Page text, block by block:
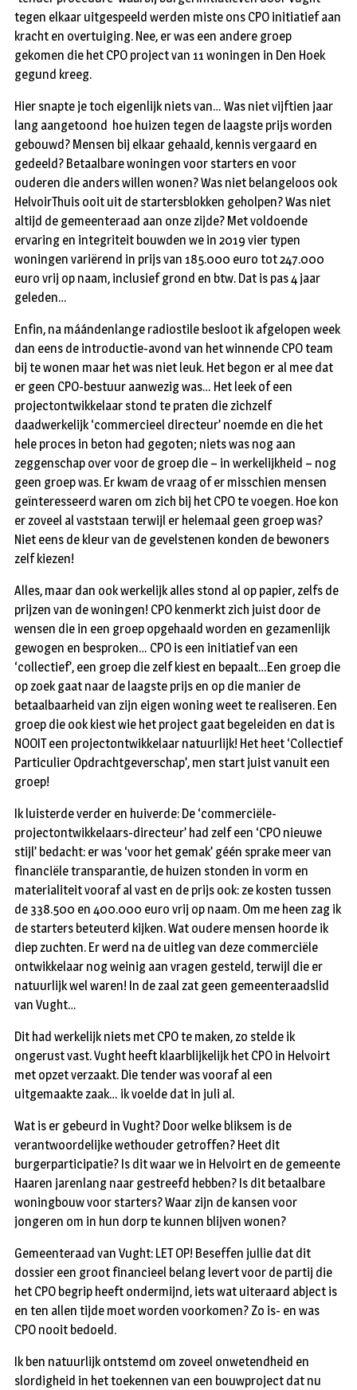
tegen elkaar uitgespeeld werden miste ons CPO initiatief aan
kracht en overtuiging. Nee, er was een andere groep
gekomen die het CPO project van 11 woningen in Den Hoek
gegund kreeg.
Hier snapte je toch eigenlijk niets van… Was niet vijftien jaar
lang aangetoond hoe huizen tegen de laagste prijs worden
gebouwd? Mensen bij elkaar gehaald, kennis vergaard en
gedeeld? Betaalbare woningen voor starters en voor
ouderen die anders willen wonen? Was niet belangeloos ook
HelvoirThuis ooit uit de startersblokken geholpen? Was niet
altijd de gemeenteraad aan onze zijde? Met voldoende
ervaring en integriteit bouwden we in 2019 vier typen
woningen variërend in prijs van 185.000 euro tot 247.000
euro vrij op naam, inclusief grond en btw. Dat is pas 4 jaar
geleden…
Enfin, na máándenlange radiostile besloot ik afgelopen week
dan eens de introductie-avond van het winnende CPO team
bij te wonen maar het was niet leuk. Het begon er al mee dat
er geen CPO-bestuur aanwezig was… Het leek of een
projectontwikkelaar stond te praten die zichzelf
daadwerkelijk ‘commercieel directeur’ noemde en die het
hele proces in beton had gegoten; niets was nog aan
zeggenschap over voor de groep die – in werkelijkheid – nog
geen groep was. Er kwam de vraag of er misschien mensen
geïnteresseerd waren om zich bij het CPO te voegen. Hoe kon
er zoveel al vaststaan terwijl er helemaal geen groep was?
Niet eens de kleur van de gevelstenen konden de bewoners
zelf kiezen!
Alles, maar dan ook werkelijk alles stond al op papier, zelfs de
prijzen van de woningen! CPO kenmerkt zich juist door de
wensen die in een groep opgehaald worden en gezamenlijk
gewogen en besproken… CPO is een initiatief van een
‘collectief’, een groep die zelf kiest en bepaalt…Een groep die
op zoek gaat naar de laagste prijs en op die manier de
betaalbaarheid van zijn eigen woning weet te realiseren. Een
groep die ook kiest wie het project gaat begeleiden en dat is
NOOIT een projectontwikkelaar natuurlijk! Het heet ‘Collectief
Particulier Opdrachtgeverschap’, men start juist vanuit een
groep!
Ik luisterde verder en huiverde: De ‘commerciële-
projectontwikkelaars-directeur’ had zelf een ‘CPO nieuwe
stijl’ bedacht: er was ‘voor het gemak’ géén sprake meer van
financiële transparantie, de huizen stonden in vorm en
materialiteit vooraf al vast en de prijs ook: ze kosten tussen
de 338.500 en 400.000 euro vrij op naam. Om me heen zag ik
de starters beteuterd kijken. Wat oudere mensen hoorde ik
diep zuchten. Er werd na de uitleg van deze commerciële
ontwikkelaar nog weinig aan vragen gesteld, terwijl die er
natuurlijk wel waren! In de zaal zat geen gemeenteraadslid
van Vught…
Dit had werkelijk niets met CPO te maken, zo stelde ik
ongerust vast. Vught heeft klaarblijkelijk het CPO in Helvoirt
met opzet verzaakt. Die tender was vooraf al een
uitgemaakte zaak… ik voelde dat in juli al.
Wat is er gebeurd in Vught? Door welke bliksem is de
verantwoordelijke wethouder getroffen? Heet dit
burgerparticipatie? Is dit waar we in Helvoirt en de gemeente
Haaren jarenlang naar gestreefd hebben? Is dit betaalbare
woningbouw voor starters? Waar zijn de kansen voor
jongeren om in hun dorp te kunnen blijven wonen?
Gemeenteraad van Vught: LET OP! Beseffen jullie dat dit
dossier een groot financieel belang levert voor de partij die
het CPO begrip heeft ondermijnd, iets wat uiteraard abject is
en ten allen tijde moet worden voorkomen? Zo is- en was
CPO nooit bedoeld.
Ik ben natuurlijk ontstemd om zoveel onwetendheid en
slordigheid in het toekennen van een bouwproject dat nu